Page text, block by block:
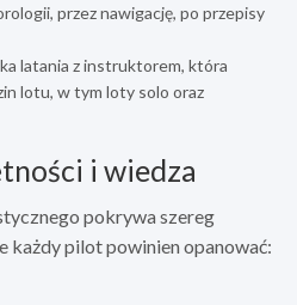
przez nawigację, po przepisy
latania z instruktorem, która
lotu, w tym loty solo oraz
i wiedza
pokrywa szereg
każdy pilot powinien opanować: